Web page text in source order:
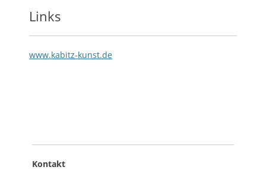
Links
www.kabitz-kunst.de
Kontakt